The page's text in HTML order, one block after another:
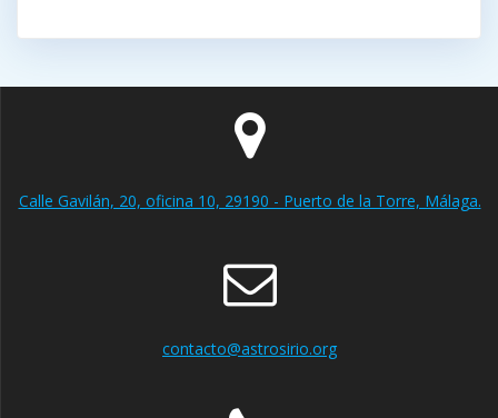
Calle Gavilán, 20, oficina 10, 29190 - Puerto de la Torre, Málaga.
contacto@astrosirio.org